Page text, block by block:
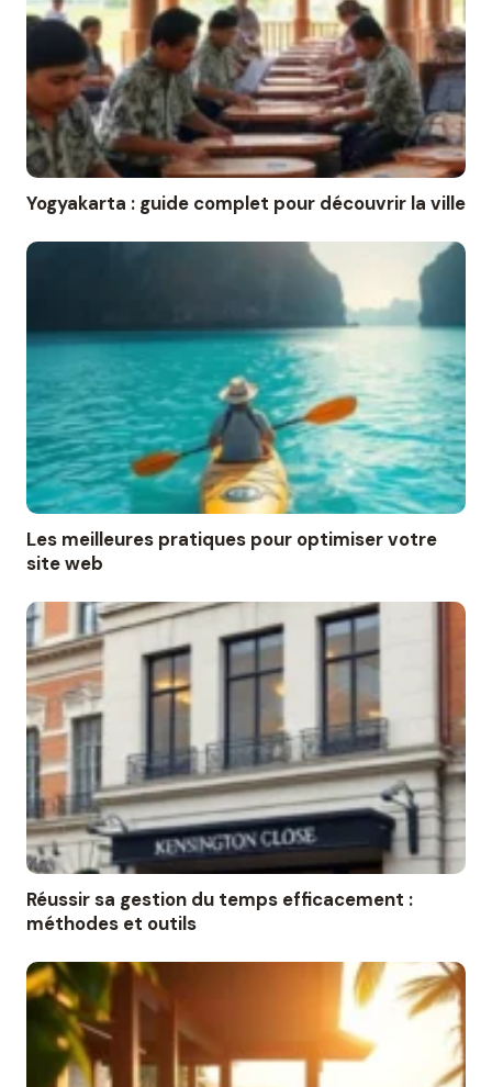
Yogyakarta : guide complet pour découvrir la ville
Les meilleures pratiques pour optimiser votre
site web
Réussir sa gestion du temps efficacement :
méthodes et outils